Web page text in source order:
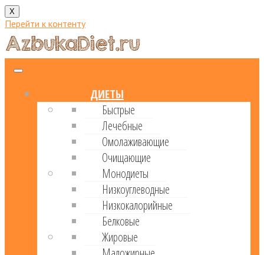
X
Перейти к контенту
ДИЕТЫ
Быстрые
Лечебные
Омолаживающие
Очищающие
Монодиеты
Низкоуглеводные
Низкокалорийные
Белковые
Жировые